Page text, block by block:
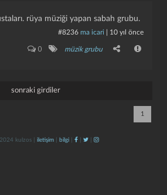
rüya müziği yapan sabah grubu.
#8236 ma icari 10 yıl önce
0 müzik grubu
sonraki girdiler
1
kulzos | iletişim| bilgi| | |